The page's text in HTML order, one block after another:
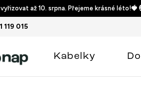
až 10. srpna. Přejeme krásné
119 015Podmínky ochrany osobních údajů
Kabelky